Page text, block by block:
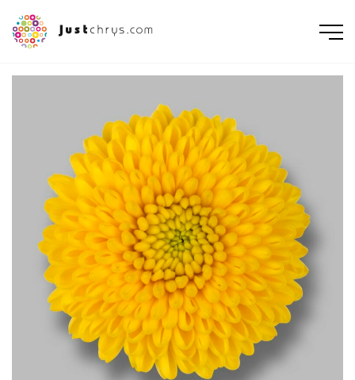
NEDERLANDS DEUTSCH FRANÇAIS РУССКИЙ